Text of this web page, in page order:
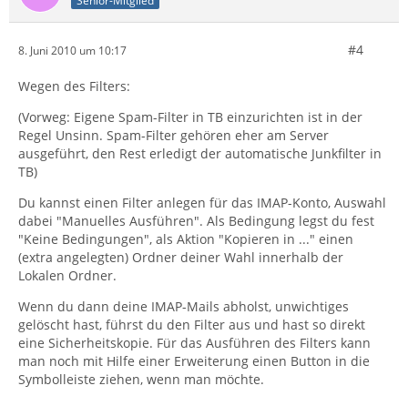
8. Juni 2010 um 10:17 #4
Wegen des Filters:
(Vorweg: Eigene Spam-Filter in TB einzurichten ist in der
Regel Unsinn. Spam-Filter gehören eher am Server
ausgeführt, den Rest erledigt der automatische Junkfilter in
TB)
Du kannst einen Filter anlegen für das IMAP-Konto, Auswahl
dabei "Manuelles Ausführen". Als Bedingung legst du fest
"Keine Bedingungen", als Aktion "Kopieren in ..." einen
(extra angelegten) Ordner deiner Wahl innerhalb der
Lokalen Ordner.
Wenn du dann deine IMAP-Mails abholst, unwichtiges
gelöscht hast, führst du den Filter aus und hast so direkt
eine Sicherheitskopie. Für das Ausführen des Filters kann
man noch mit Hilfe einer Erweiterung einen Button in die
Symbolleiste ziehen, wenn man möchte.